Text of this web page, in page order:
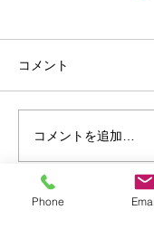
海の日と楽し
クティビティ
コメント
コメントを追加…
Phone